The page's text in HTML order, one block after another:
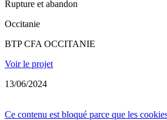
Rupture et abandon
Occitanie
BTP CFA OCCITANIE
Voir le projet
13/06/2024
Ce contenu est bloqué parce que les